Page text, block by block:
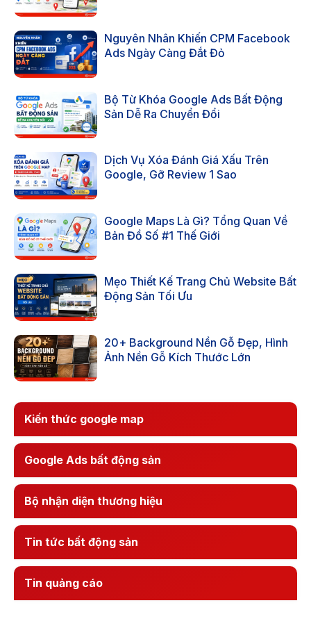
Nguyên Nhân Khiến CPM Facebook
Ads Ngày Càng Đắt Đỏ
Bộ Từ Khóa Google Ads Bất Động
Sản Dễ Ra Chuyển Đổi
Dịch Vụ Xóa Đánh Giá Xấu Trên
Google, Gỡ Review 1 Sao
Google Maps Là Gì? Tổng Quan Về
Bản Đồ Số #1 Thế Giới
Mẹo Thiết Kế Trang Chủ Website Bất
Động Sản Tối Ưu
20+ Background Nền Gỗ Đẹp, Hình
Ảnh Nền Gỗ Kích Thước Lớn
Kiến thức google map
Google Ads bất động sản
Bộ nhận diện thương hiệu
Tin tức bất động sản
Tin quảng cáo